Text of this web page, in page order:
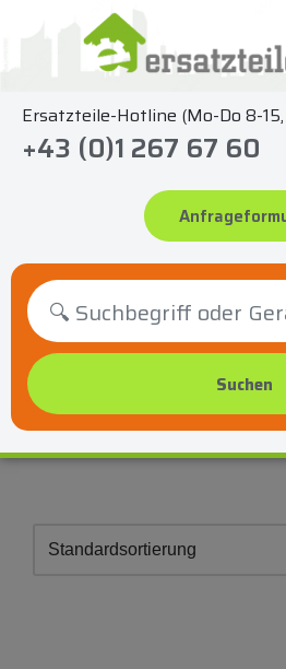
springen
Ersatzteile-Hotline (Mo-Do 8-
+43 (0)1 267 67 60